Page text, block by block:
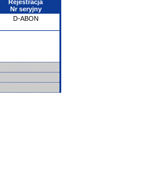
Rejestracja
Nr seryjny
D-ABON